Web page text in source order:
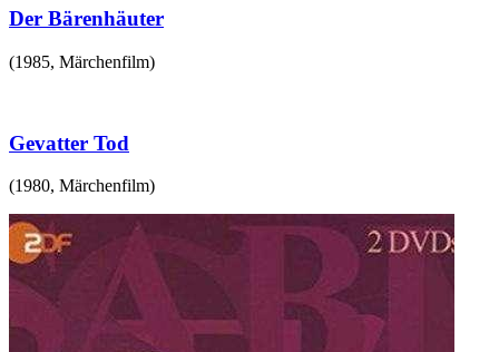
Der Bärenhäuter
(1985, Märchenfilm)
Gevatter Tod
(1980, Märchenfilm)